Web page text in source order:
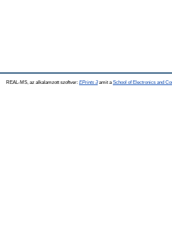
REAL-MS, az alkalamzott szoftver: EPrints 3amit a School of Electronics and